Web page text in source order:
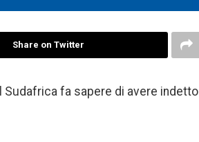
Share on Twitter
Sudafrica fa sapere di avere indetto